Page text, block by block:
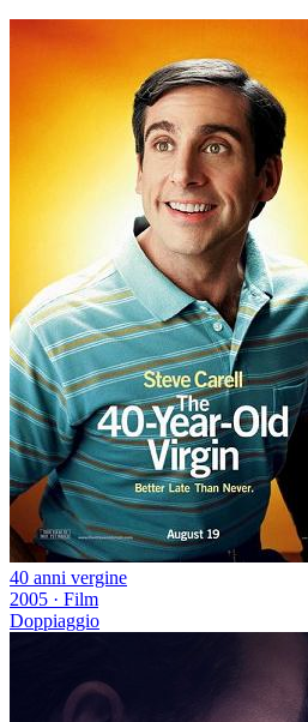
40 anni vergine
2005 · Film
Doppiaggio